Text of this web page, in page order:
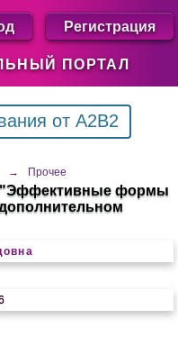
ПОРТАЛ
Регистрация
от A2B2
→ Прочее
"Эффективные формы